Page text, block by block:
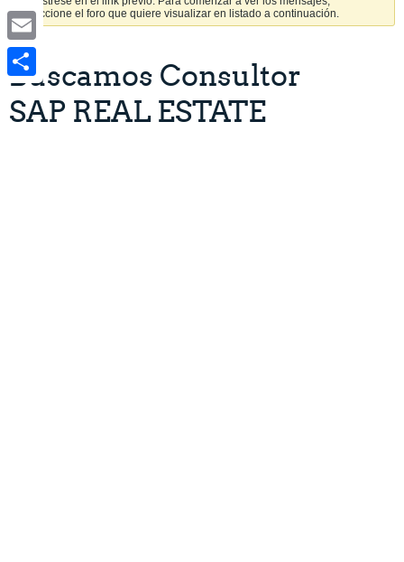
seleccione el foro que quiere visualizar en listado a continuación.
Buscamos Consultor
SAP REAL ESTATE
Twitter
Email